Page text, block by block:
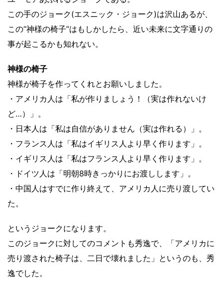
この手のジョーク(エスニック・ジョーク)は沢山あるが、
この“神様の椅子”はもしかしたら、近い未来に文字通りの
事が起こるかも知れない。
神様の椅子
神様が椅子を作ってくれとお願いしました。
・アメリカ人は「私が作りましょう！（実は作れないけ
ど…）」。
・日本人は「私は自信がありません（実は作れる）」。
・フランス人は「私はイギリス人より早く作ります」。
・イギリス人は「私はフランス人より早く作ります」。
・ドイツ人は「明朝8時きっかりにお渡しします」。
・中国人はすでに作り終えて、アメリカ人に売り渡してい
た。
というジョークになります。
このジョークに対してのコメントも秀逸で、「アメリカに
売り渡された椅子は、二日で壊れました」というのも、秀
逸でした。